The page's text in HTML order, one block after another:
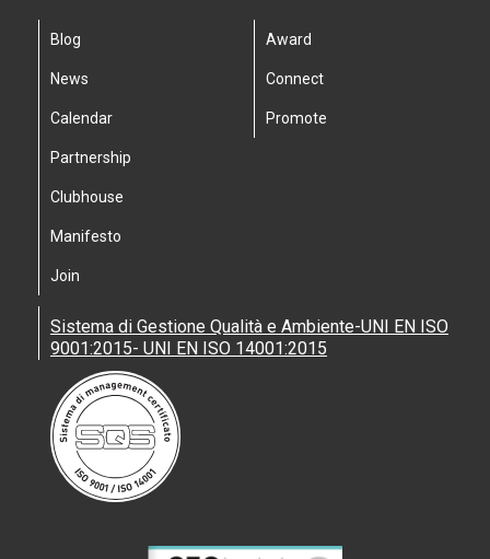
Blog
News
Calendar
Partnership
Clubhouse
Manifesto
Join
Award
Connect
Promote
Sistema di Gestione Qualità e Ambiente-UNI EN ISO
9001:2015- UNI EN ISO 14001:2015